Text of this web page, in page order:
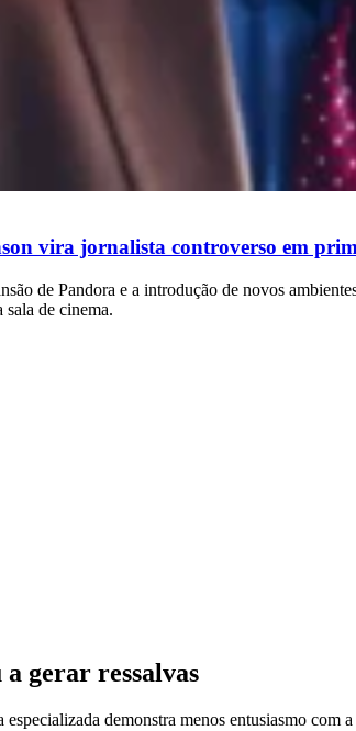
vira jornalista controverso em
de Pandora e a introdução de novos
de cinema.
a gerar ressalvas
demonstra menos entusiasmo